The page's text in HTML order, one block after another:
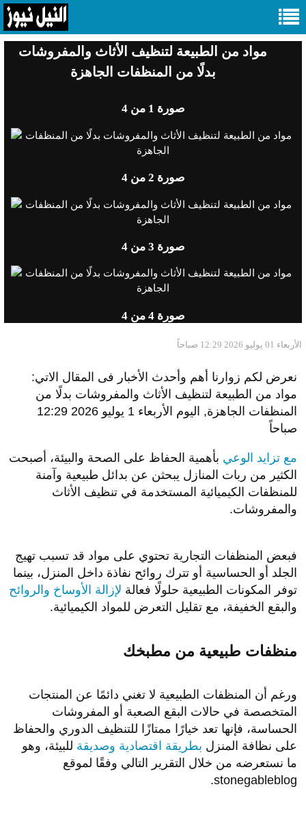
مواد من الطبيعة لتنظيف الأثاث والمفروشات
بدلًا من المنظفات الجاهزة
صورة 1 من 4
صورة 2 من 4
صورة 3 من 4
صورة 4 من 4
الأربعاء 01 يوليو 2026 12:29 صباحاً
نعرض لكم زوارنا أهم وأحدث الأخبار فى المقال الاتي:
مواد من الطبيعة لتنظيف الأثاث والمفروشات بدلًا من
المنظفات الجاهزة, اليوم الأربعاء 1 يوليو 2026 12:29
صباحاً
مع تزايد الوعي بأهمية الحفاظ على الصحة والبيئة، أصبحت
الكثير من ربات المنازل يبحثن عن بدائل طبيعية وآمنة
للمنظفات الكيميائية المستخدمة في تنظيف الأثاث
والمفروشات.
فبعض المنظفات التجارية تحتوي على مواد قد تسبب تهيج
الجلد أو الحساسية أو تترك روائح نفاذة داخل المنزل، بينما
توفر المكونات الطبيعية حلولًا فعالة لإزالة الأوساخ والروائح
والبقع الخفيفة، مع تقليل التعرض للمواد الكيميائية.
منظفات طبيعية من مطبخك
ورغم أن المنظفات الطبيعية لا تغني دائمًا عن المنتجات
المتخصصة في حالات البقع الصعبة أو المفروشات
الحساسة، فإنها تعد خيارًا ممتازًا للتنظيف الدوري والحفاظ
على نظافة المنزل بطريقة اقتصادية وصديقة للبيئة، وهو
ما نستعرضه من خلال التقرير التالي وفقًا لموقع
stonegableblog.